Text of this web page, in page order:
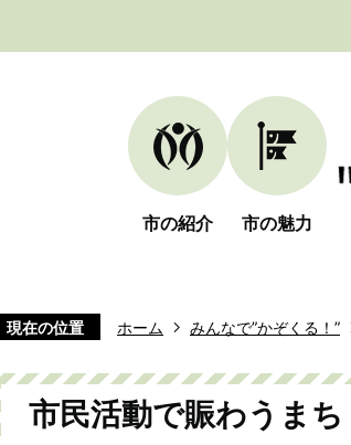
市の紹介 市の魅力
現在の位置 ホーム みんなで”かぞくる！”
市民活動で賑わうまち